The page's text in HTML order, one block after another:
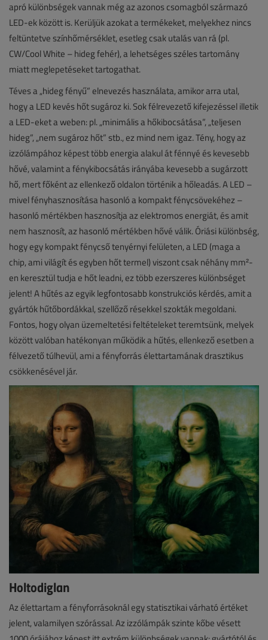
apró különbségek vannak még az azonos csomagból származó
LED-ek között is. Kerüljük azokat a termékeket, melyekhez nincs
feltüntetve színhőmérséklet, esetleg csak utalás van rá (pl.
CW/Cool White – hideg fehér), a lehetséges széles tartomány
miatt meglepetéseket tartogathat.
Téves a „hideg fényű” elnevezés használata, amikor arra utal,
hogy a LED kevés hőt sugároz ki. Sok félrevezető kifejezéssel illetik
a LED-eket a weben: pl. „minimális a hőkibocsátása”, „teljesen
hideg”, „nem sugároz hőt” stb., ez mind nem igaz. Tény, hogy az
izzólámpához képest több energia alakul át fénnyé és kevesebb
hővé, valamint a fénykibocsátás irányába kevesebb a sugárzott
hő, mert főként az ellenkező oldalon történik a hőleadás. A LED –
mivel fényhasznosítása hasonló a kompakt fénycsövekéhez –
hasonló mértékben hasznosítja az elektromos energiát, és amit
nem hasznosít, az hasonló mértékben hővé válik. Óriási különbség,
hogy egy kompakt fénycső tenyérnyi felületen, a LED (maga a
chip, ami világít és egyben hőt termel) viszont csak néhány mm²-
en keresztül tudja e hőt leadni, ez több ezerszeres különbséget
jelent! A hűtés az egyik legfontosabb konstrukciós kérdés, amit a
gyártók hűtőbordákkal, szellőző résekkel szokták megoldani.
Fontos, hogy olyan üzemeltetési feltételeket teremtsünk, melyek
között valóban hatékonyan működik a hűtés, ellenkező esetben a
félvezető túlhevül, ami a fényforrás élettartamának drasztikus
csökkenésével jár.
Holtodiglan
Az élettartam a fényforrásoknál egy statisztikai várható értéket
jelent, valamilyen szórással. Az izzólámpák szinte kőbe vésett